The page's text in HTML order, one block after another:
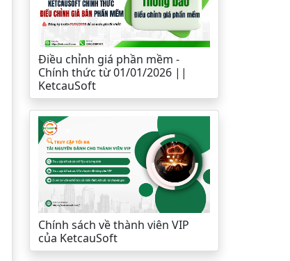
Điều chỉnh giá phần mềm -
Chính thức từ 01/01/2026 ||
KetcauSoft
Chính sách về thành viên VIP
của KetcauSoft